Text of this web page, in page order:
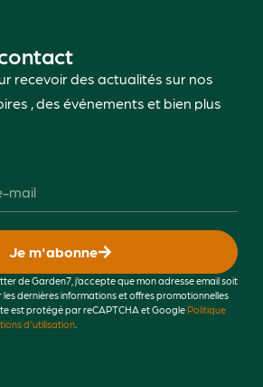
recevoir des actualités sur nos
, des événements et bien plus
Je m'abonne
de Garden7, j’accepte que mon adresse email soit
dernières informations et offres promotionnelles
est protégé par reCAPTCHA et GooglePolitique
d'utilisation.